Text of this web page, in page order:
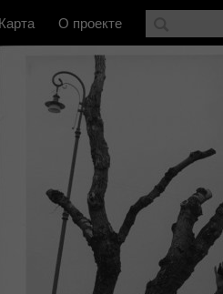
Карта О проекте